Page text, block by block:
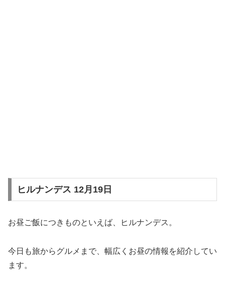
ヒルナンデス 12月19日
お昼ご飯につきものといえば、ヒルナンデス。
今日も旅からグルメまで、幅広くお昼の情報を紹介してい
ます。